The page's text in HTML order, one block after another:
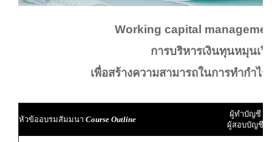
Working capital
การบริหารเงินทุนหมุนเวี
เพื่อสร้างความสามารถในการทำกำ
หัวข้ออบรมสัมมนา Course Outline
ผู้ทำบัญชี
ผู้สอบบัญชี